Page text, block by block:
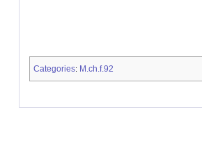
Categories: M.ch.f.92